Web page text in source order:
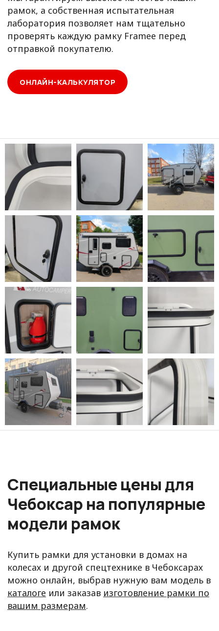
рамок, а собственная испытательная
лаборатория позволяет нам тщательно
проверять каждую рамку Framee перед
отправкой покупателю.
ОНЛАЙН-КАЛЬКУЛЯТОР
Специальные цены для
Чебоксар на популярные
модели рамок
Купить рамки для установки в домах на
колесах и другой спецтехнике в Чебоксарах
можно онлайн, выбрав нужную вам модель в
каталоге или заказав изготовление рамки по
вашим размерам.